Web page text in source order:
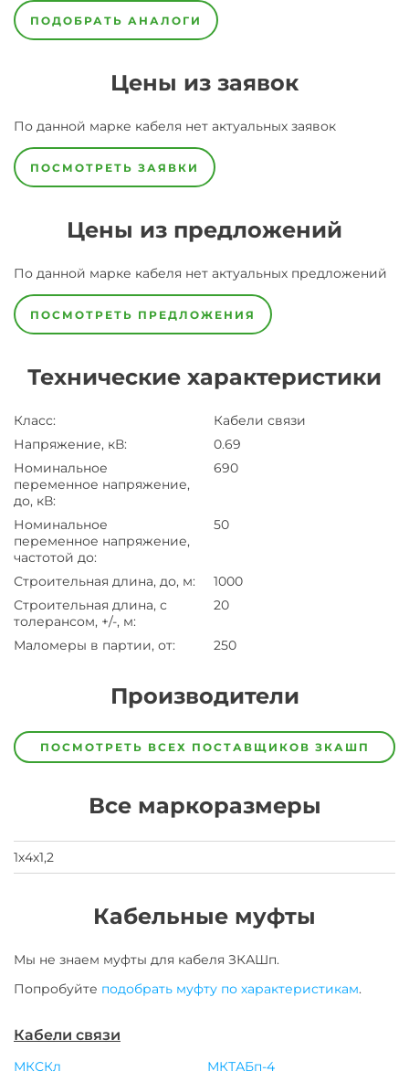
ПОДОБРАТЬ АНАЛОГИ
Цены из заявок
По данной марке кабеля нет актуальных заявок
ПОСМОТРЕТЬ ЗАЯВКИ
Цены из предложений
По данной марке кабеля нет актуальных предложений
ПОСМОТРЕТЬ ПРЕДЛОЖЕНИЯ
Технические характеристики
Класс:
Кабели связи
Напряжение, кВ:
0.69
Номинальное
переменное напряжение,
до, кВ:
690
Номинальное
переменное напряжение,
частотой до:
50
Строительная длина, до, м:
1000
Строительная длина, с
толерансом, +/-, м:
20
Маломеры в партии, от: 250
Производители
Завод Завод-
изготовитель
заявка
на
ПОСМОТРЕТЬ ВСЕХ ПОСТАВЩИКОВ ЗКАШП
Все маркоразмеры
1х4х1,2
Кабельные муфты
Мы не знаем муфты для кабеля ЗКАШп.
Попробуйте подобрать муфту по характеристикам.
Кабели связи
МКСКл
МКТАБп-4